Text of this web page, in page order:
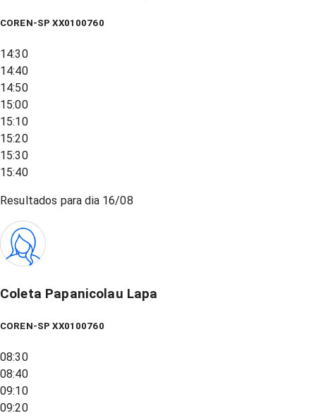
COREN-SP XX0100760
14:30
14:40
14:50
15:00
15:10
15:20
15:30
15:40
Resultados para dia 16/08
Coleta Papanicolau Lapa
COREN-SP XX0100760
08:30
08:40
09:10
09:20